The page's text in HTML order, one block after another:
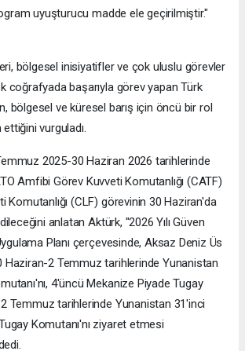
uyuşturucu madde ele geçirilmiştir."
bölgesel inisiyatifler ve çok uluslu görevler
coğrafyada başarıyla görev yapan Türk
bölgesel ve küresel barış için öncü bir rol
vurguladı.
2025-30 Haziran 2026 tarihlerinde
Amfibi Görev Kuvveti Komutanlığı (CATF)
Komutanlığı (CLF) görevinin 30 Haziran'da
anlatan Aktürk, "2026 Yılı Güven
Planı çerçevesinde, Aksaz Deniz Üs
Haziran-2 Temmuz tarihlerinde Yunanistan
4'üncü Mekanize Piyade Tugay
2 Temmuz tarihlerinde Yunanistan 31'inci
Komutanı'nı ziyaret etmesi